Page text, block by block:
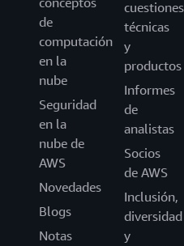
de
computación
en la
nube
Seguridad
en la
nube de
AWS
Novedades
Blogs
Notas
cuestiones
técnicas
y
productos
Informes
de
analistas
Socios
de AWS
Inclusión,
diversidad
y